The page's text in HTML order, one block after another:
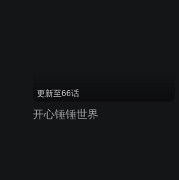
更新至66话
开心锤锤世界